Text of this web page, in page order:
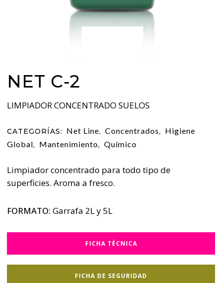
NET C-2
LIMPIADOR CONCENTRADO SUELOS
CATEGORÍAS: Net Line, Concentrados,
Higiene
Global, Mantenimiento, Químico
Limpiador concentrado para todo tipo de
superficies. Aroma a fresco.
FORMATO: Garrafa 2L y 5L
FICHA TÉCNICA
FICHA DE SEGURIDAD